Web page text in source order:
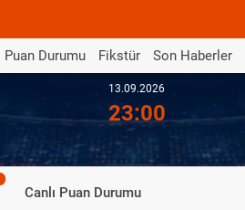
Puan Durumu Fikstür Son Haberler
13.09.2026
23:00
Canlı Puan Durumu